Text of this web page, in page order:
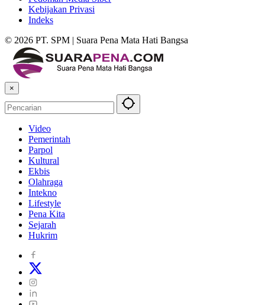
Kebijakan Privasi
Indeks
© 2026 PT. SPM | Suara Pena Mata Hati Bangsa
×
Video
Pemerintah
Parpol
Kultural
Ekbis
Olahraga
Intekno
Lifestyle
Pena Kita
Sejarah
Hukrim